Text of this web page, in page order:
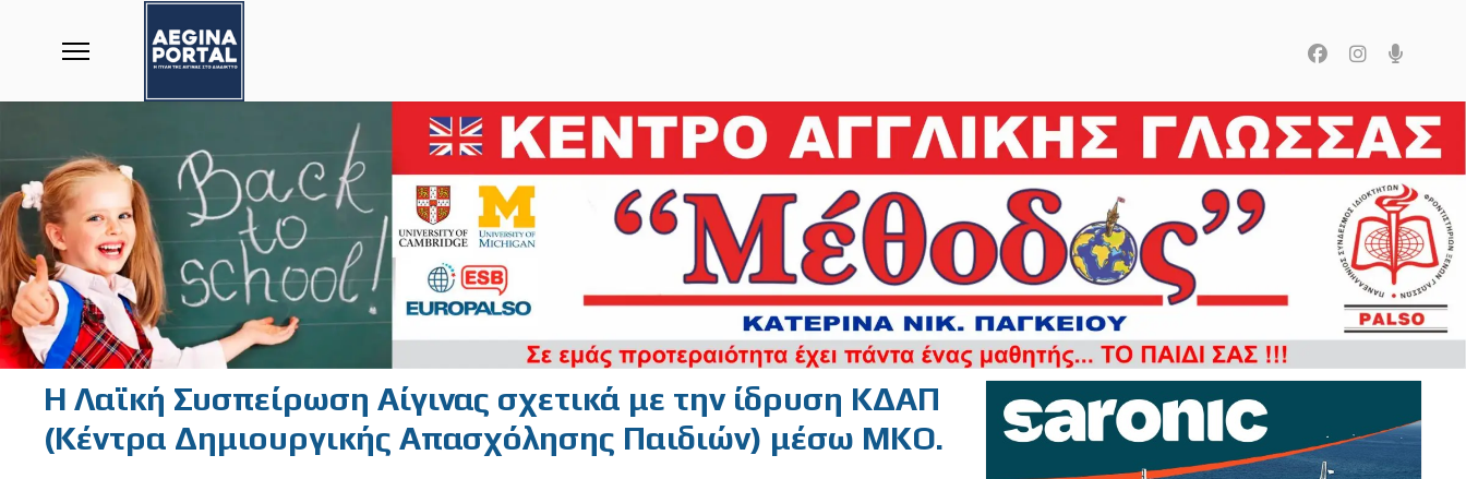
Η Λαϊκή Συσπείρωση Αίγινας σχετικά με την ίδρυση ΚΔΑΠ
(Κέντρα Δημιουργικής Απασχόλησης Παιδιών) μέσω ΜΚΟ.